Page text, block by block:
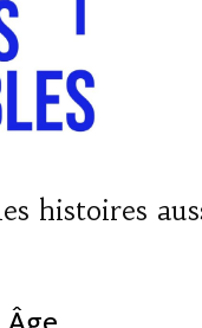
histoires